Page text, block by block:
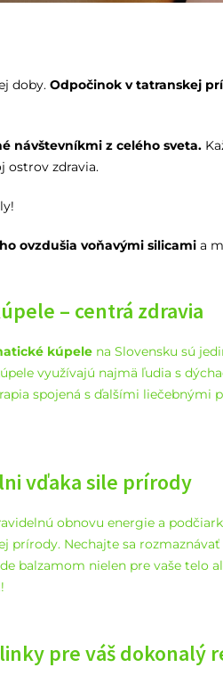
doby. Odpočinok v tatranskej
návštevníkmi z celého sveta.
ostrov zdravia.
ovzdušia voňavými silicami a
– centrá zdravia
kúpelena Slovensku sú
využívajú najmä ľudia s
spojená s ďalšími liečebnými
vďaka sile prírody
obnovu energie a
prírody. Nechajte sa
balzamom nielen pre vaše telo
pre váš dokonalý